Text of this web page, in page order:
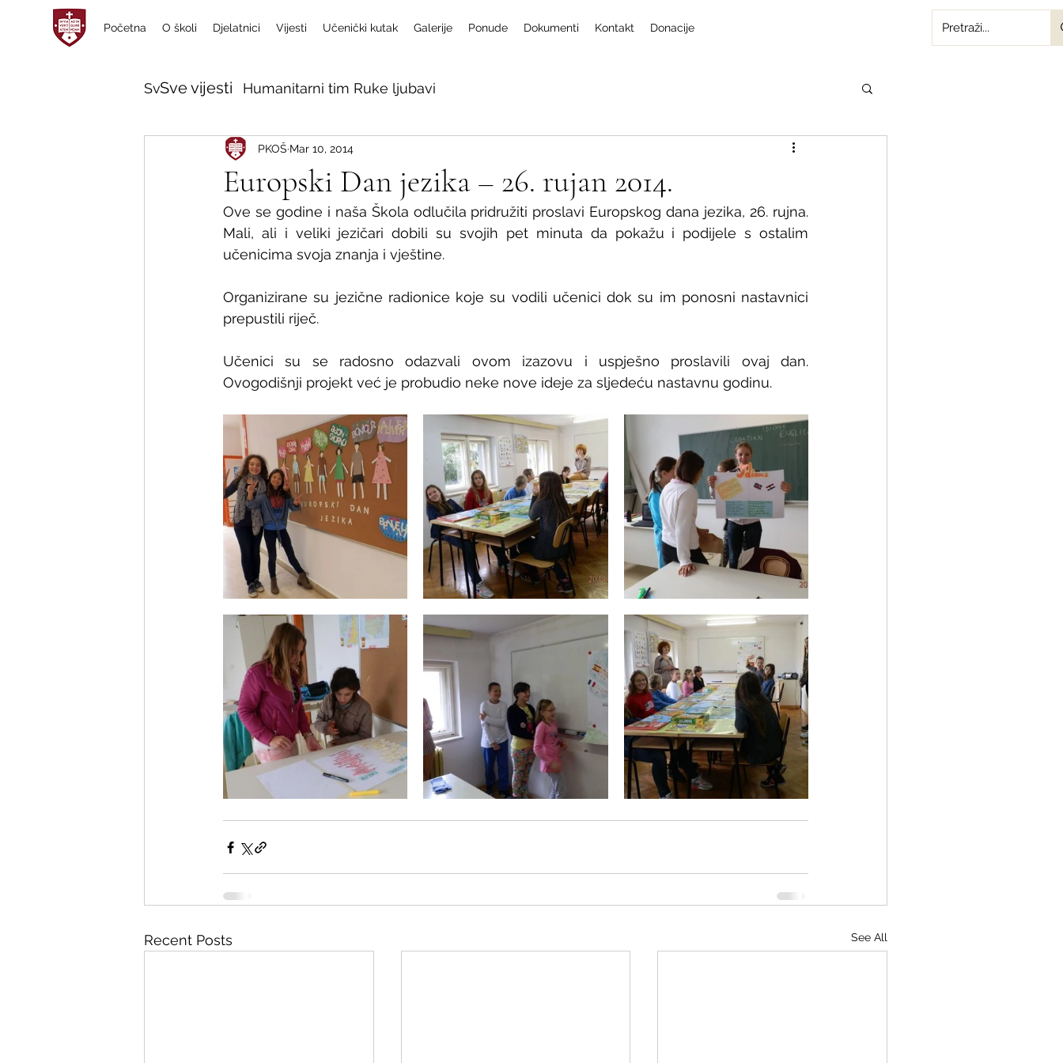
Početna O školi Djelatnici Vijesti Učenički kutak Galerije Ponude Dokumenti Kontakt Donacije
Sve vijesti Humanitarni tim Ruke ljubavi
Europski Dan jezika – 26. rujan 2014.
PKOŠ Mar 10, 2014
Ove se godine i naša Škola odlučila pridružiti proslavi Europskog dana jezika, 26. rujna.
Mali, ali i veliki jezičari dobili su svojih pet minuta da pokažu i podijele s ostalim
učenicima svoja znanja i vještine.
Organizirane su jezične radionice koje su vodili učenici dok su im ponosni nastavnici
prepustili riječ.
Učenici su se radosno odazvali ovom izazovu i uspješno proslavili ovaj dan.
Ovogodišnji projekt već je probudio neke nove ideje za sljedeću nastavnu godinu.
Recent Posts See All
Sve vijesti